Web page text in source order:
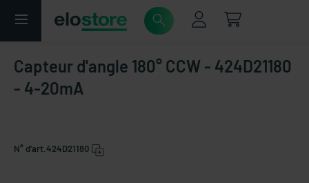
Capteur d'angle 180° CCW - 424D21180
- 4-20mA
N° d'art. 424D21180